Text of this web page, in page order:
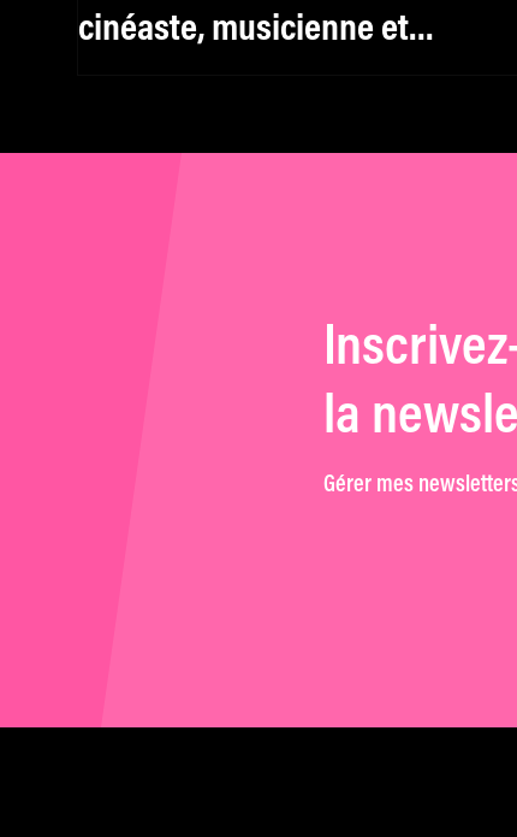
cinéaste, musicienne et
la
Gérer mes